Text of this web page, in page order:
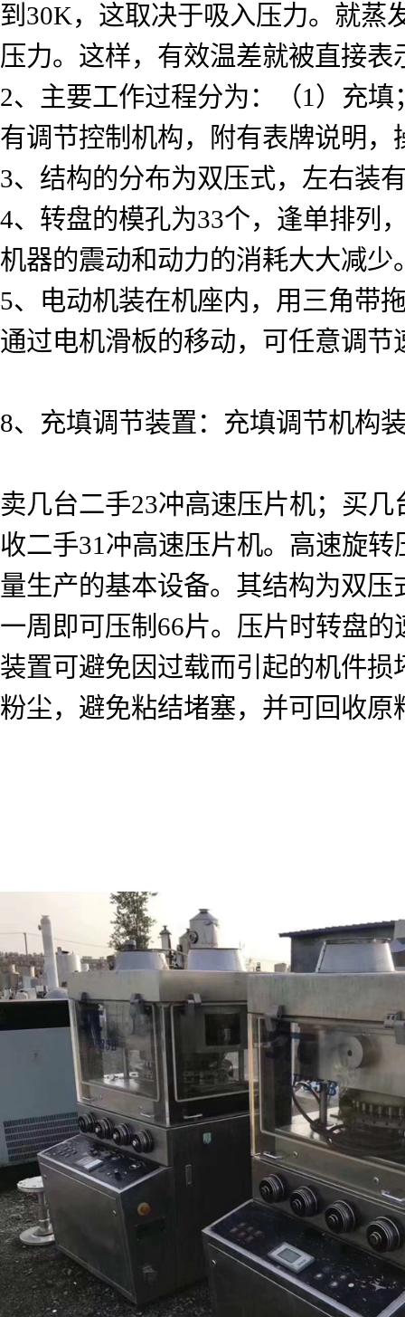
到30K，这取决于吸入压力。就蒸
压力。这样，有效温差就被直接表
2、主要工作过程分为：（1）充
有调节控制机构，附有表牌说明，
3、结构的分布为双压式，左右装
4、转盘的模孔为33个，逢单排列
机器的震动和动力的消耗大大减少
5、电动机装在机座内，用三角带
通过电机滑板的移动，可任意调
8、充填调节装置：充填调节机构
卖几台二手23冲高速压片机；买
收二手31冲高速压片机。高速旋
量生产的基本设备。其结构为双
一周即可压制66片。压片时转盘
装置可避免因过载而引起的机件
粉尘，避免粘结堵塞，并可回收原